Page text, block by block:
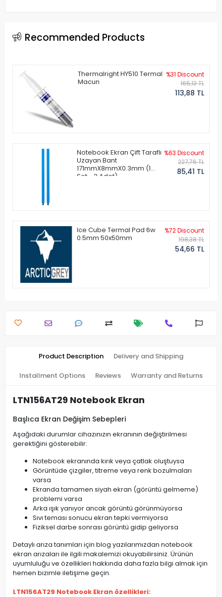
Recommended Products
Thermalright HY510 Termal
Macun
%31 Discount
165,13 TL
113,88 TL
Notebook Ekran Çift Taraflı
Uzayan Bant
171mmX8mmX0.3mm (1
Set - 2 Adet)
%63 Discount
227,76 TL
85,41 TL
Ice Cube Termal Pad 6w
0.5mm 50x50mm
%72 Discount
198,38 TL
54,66 TL
Product Description Delivery and Shipping
Installment Options Reviews Warranty and Returns
LTN156AT29 Notebook Ekran
Başlıca Ekran Değişim Sebepleri
Aşağıdaki durumlar cihazınızın ekranının değiştirilmesi
gerektiğini gösterebilir:
Notebook ekranında kırık veya çatlak oluştuysa
Görüntüde çizgiler, titreme veya renk bozulmaları
varsa
Ekranda tamamen siyah ekran (görüntü gelmeme)
problemi varsa
Arka ışık yanıyor ancak görüntü görünmüyorsa
Sıvı teması sonucu ekran tepki vermiyorsa
Fiziksel darbe sonrası görüntü gidip geliyorsa
Detaylı arıza tanımları için blog yazılarımızdan notebook
ekran arızaları ile ilgili makalemizi okuyabilirsiniz. Ürünün
uyumluluğu ve özellikleri hakkında daha fazla bilgi almak için
hemen bizimle iletişime geçin.
LTN156AT29 Notebook Ekran özellikleri: